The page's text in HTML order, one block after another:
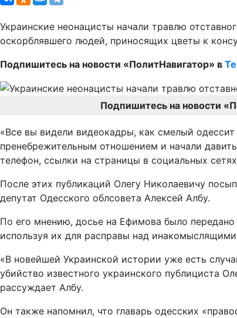
Украинские неонацисты начали травлю
оскорблявшего людей, приносящих цветы к
Подпишитесь на новости «ПолитНавигатор» в
Подпишитесь на новости
«Все вы видели видеокадры, как смелый
пренебрежительным отношением и начали
телефон, ссылки на страницы в социальных
После этих публикаций Олегу Николаевичу
депутат Одесского облсовета Алексей Албу.
По его мнению, досье на Ефимова было передано
используя их для расправы над
«В новейшей Украинской истории уже есть
убийство известного украинского публициста
рассуждает Албу.
Он также напомнил, что главарь одесских